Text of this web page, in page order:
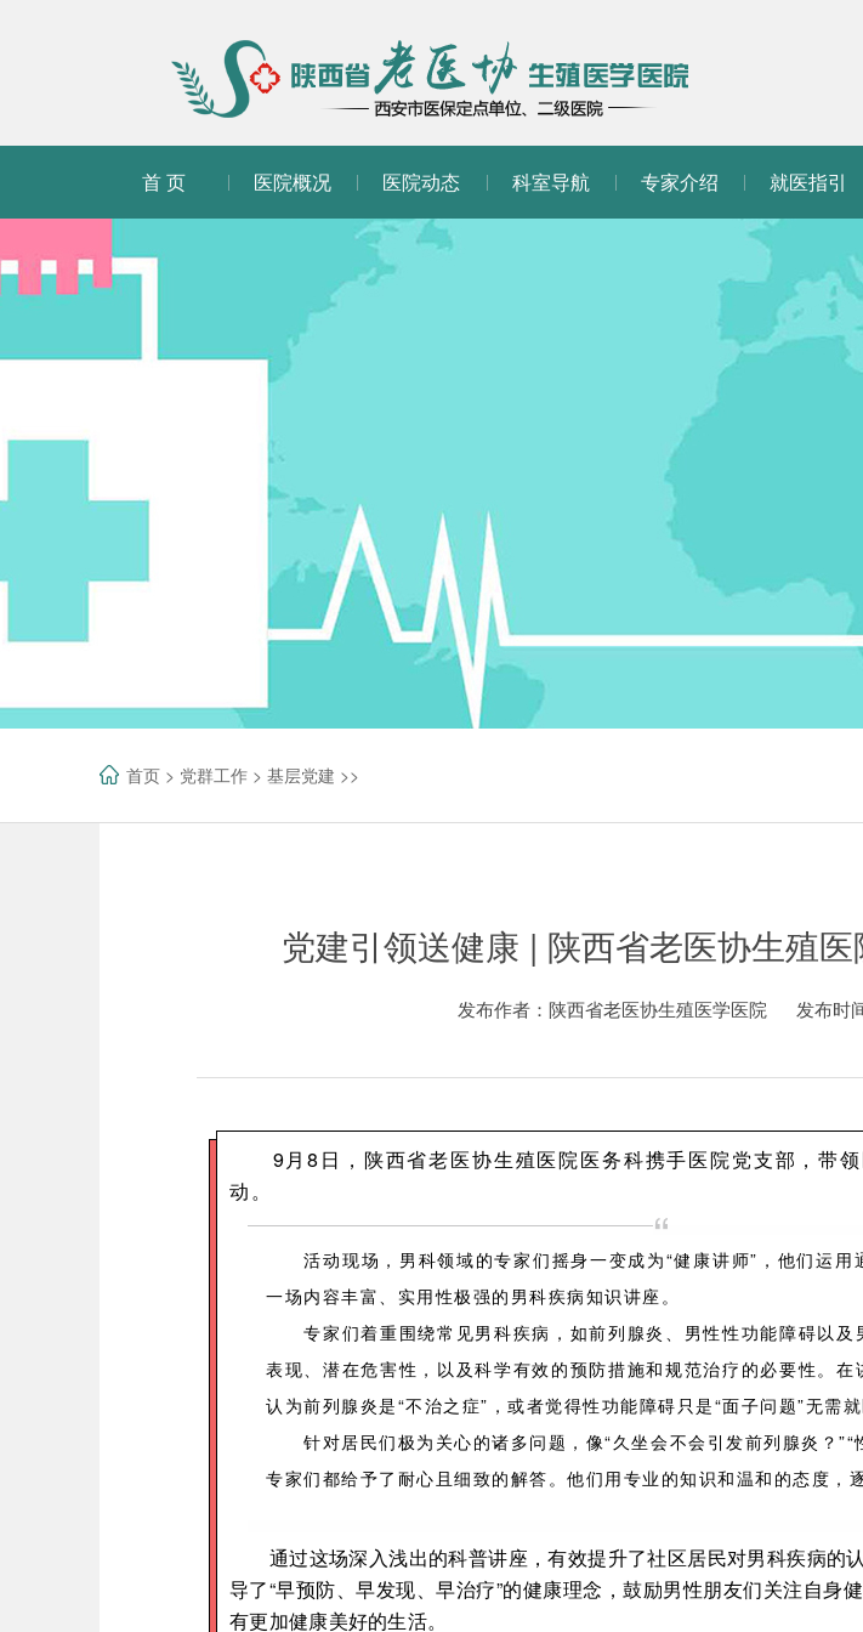
首 页 医院概况 医院动态 科室导航 专家介绍 就医指引
首页 > 党群工作 > 基层党建 >>
党建引领送健康 | 陕西省老医协生殖
发布作者：陕西省老医协生殖医学医院 发布时
9月8日，陕西省老医协生殖医院医务科携手医院党支部，带
动。
“
活动现场，男科领域的专家们摇身一变成为“健康讲师”，他们运用
一场内容丰富、实用性极强的男科疾病知识讲座。
专家们着重围绕常见男科疾病，如前列腺炎、男性性功能障碍以及
表现、潜在危害性，以及科学有效的预防措施和规范治疗的必要性。
认为前列腺炎是“不治之症”，或者觉得性功能障碍只是“面子问题”无需就
针对居民们极为关心的诸多问题，像“久坐会不会引发前列腺炎？”“
专家们都给予了耐心且细致的解答。他们用专业的知识和温和的态度，
通过这场深入浅出的科普讲座，有效提升了社区居民对男科疾病的
导了“早预防、早发现、早治疗”的健康理念，鼓励男性朋友们关注自
有更加健康美好的生活。